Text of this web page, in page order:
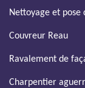
Nettoyage et pose
Couvreur Reau
Ravalement de
Charpentier